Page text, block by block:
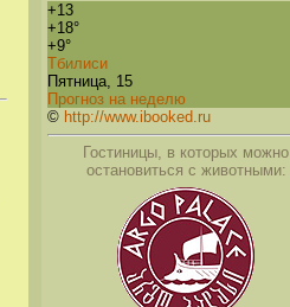
+13
+18°
+9°
Тбилиси
Пятница, 15
Прогноз на неделю
© http://www.ibooked.ru
Гостиницы, в которых можно
остановиться с животными: